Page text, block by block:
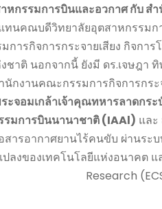
หกรรมการบินและอวกาศ กับ
ทนคณบดีวิทยาลัยอุตสาหกรรม
การกิจการกระจายเสียง กิจก
าติ นอกจากนี้ ยังมี ดร.เจษฎา
นักงานคณะกรรมการกิจการกร
ะจอมเกล้าเจ้าคุณทหารลาดกระ
มการบินนานาชาติ (IAAl) และ
สารอากาศยานไร้คนขับ ผ่านร
ปลงของเทคโนโลยีแห่งอนาค
Research